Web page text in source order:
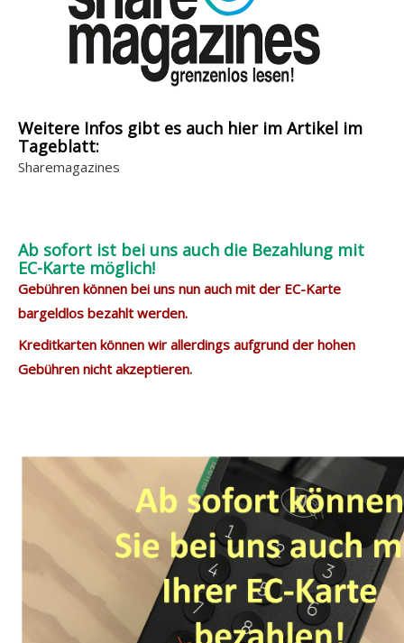
Weitere Infos gibt es auch hier im Artikel im
Tageblatt:
Sharemagazines
Ab sofort ist bei uns auch die Bezahlung mit
EC-Karte möglich!
Gebühren können bei uns nun auch mit der EC-Karte
bargeldlos bezahlt werden.
Kreditkarten können wir allerdings aufgrund der hohen
Gebühren nicht akzeptieren.